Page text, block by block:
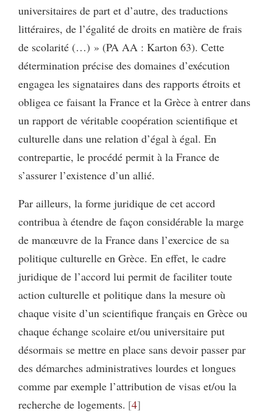
universitaires de part et d’autre, des traductions
littéraires, de l’égalité de droits en matière de frais
de scolarité (…) » (PA AA : Karton 63). Cette
détermination précise des domaines d’exécution
engagea les signataires dans des rapports étroits et
obligea ce faisant la France et la Grèce à entrer dans
un rapport de véritable coopération scientifique et
culturelle dans une relation d’égal à égal. En
contrepartie, le procédé permit à la France de
s’assurer l’existence d’un allié.
Par ailleurs, la forme juridique de cet accord
contribua à étendre de façon considérable la marge
de manœuvre de la France dans l’exercice de sa
politique culturelle en Grèce. En effet, le cadre
juridique de l’accord lui permit de faciliter toute
action culturelle et politique dans la mesure où
chaque visite d’un scientifique français en Grèce ou
chaque échange scolaire et/ou universitaire put
désormais se mettre en place sans devoir passer par
des démarches administratives lourdes et longues
comme par exemple l’attribution de visas et/ou la
recherche de logements. 4